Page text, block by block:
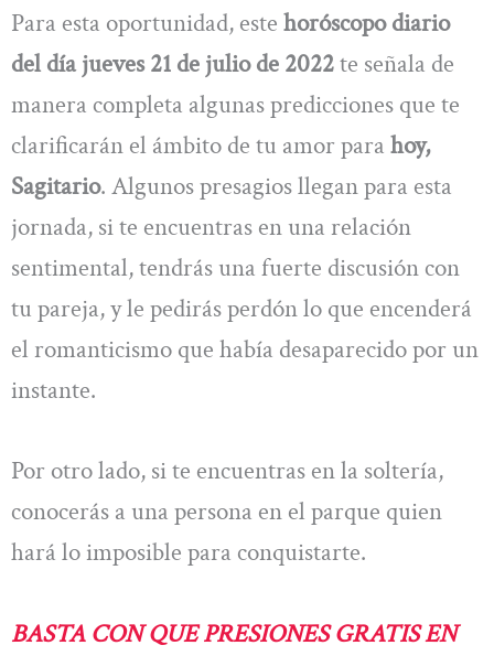
Para esta oportunidad, este horóscopo diario
del día jueves 21 de julio de 2022te señala de
manera completa algunas predicciones que te
clarificarán el ámbito de tu amor para hoy,
Sagitario. Algunos presagios llegan para esta
jornada, si te encuentras en una relación
sentimental, tendrás una fuerte discusión con
tu pareja, y le pedirás perdón lo que encenderá
el romanticismo que había desaparecido por un
instante.
Por otro lado, si te encuentras en la soltería,
conocerás a una persona en el parque quien
hará lo imposible para conquistarte.
BASTA CON QUE PRESIONES GRATIS EN